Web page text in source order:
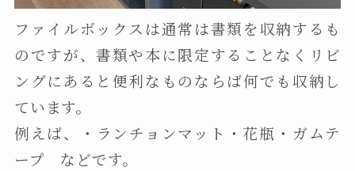
ファイルボックスは通常は書類を収納するも
のですが、書類や本に限定することなくリビ
ングにあると便利なものならば何でも収納し
ています。
例えば、・ランチョンマット・花瓶・ガムテ
ープ などです。